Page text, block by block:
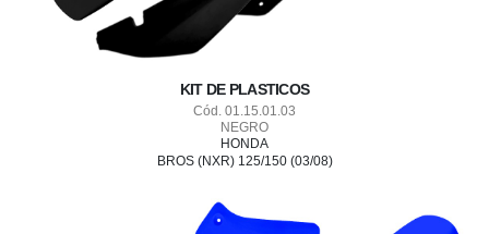
KIT DE PLASTICOS
Cód. 01.15.01.03
NEGRO
HONDA
BROS (NXR) 125/150 (03/08)